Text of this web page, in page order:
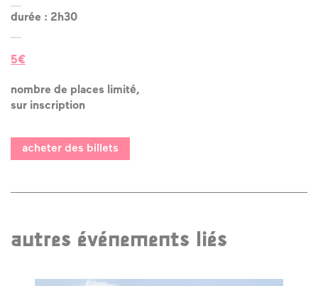
durée : 2h30
5€
nombre de places limité,
sur inscription
acheter des billets
autres événements liés